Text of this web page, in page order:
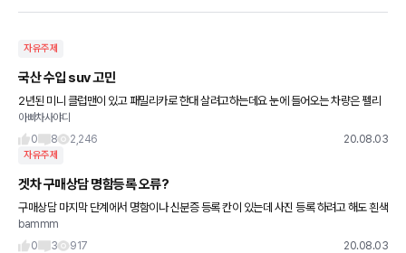
자유주제
국산 수입 suv 고민
2년된 미니 클럽맨이 있고 패밀리카로 한대 살려고하는데요 눈에 들어오는 차량은 펠리
세이드 캘리그라피 5000만원 gv80 2.5 옵션조금 6500만원 벤츠 glb 220d ?????만
원 정도입
아빠차사야디
0
8 2,246 20.08.03
자유주제
겟차 구매상담 명함등록 오류?
구매상담 마지막 단계에서 명함이나 신분증 등록 칸이 있는데 사진 등록 하려고 해도 흰색
배경만 뜨고 사진을 올릴 수가 없네요 게시판에서도 안올려지는데 아이폰을 못올리는 건
가요?
bammm
0
3 917 20.08.03